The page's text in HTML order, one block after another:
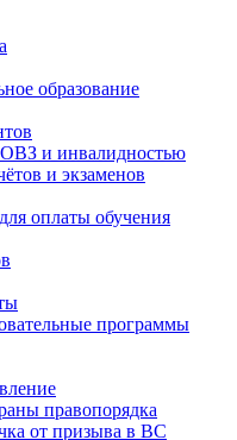
образование
и инвалидностью
и экзаменов
оплаты обучения
программы
правопорядка
от призыва в ВС